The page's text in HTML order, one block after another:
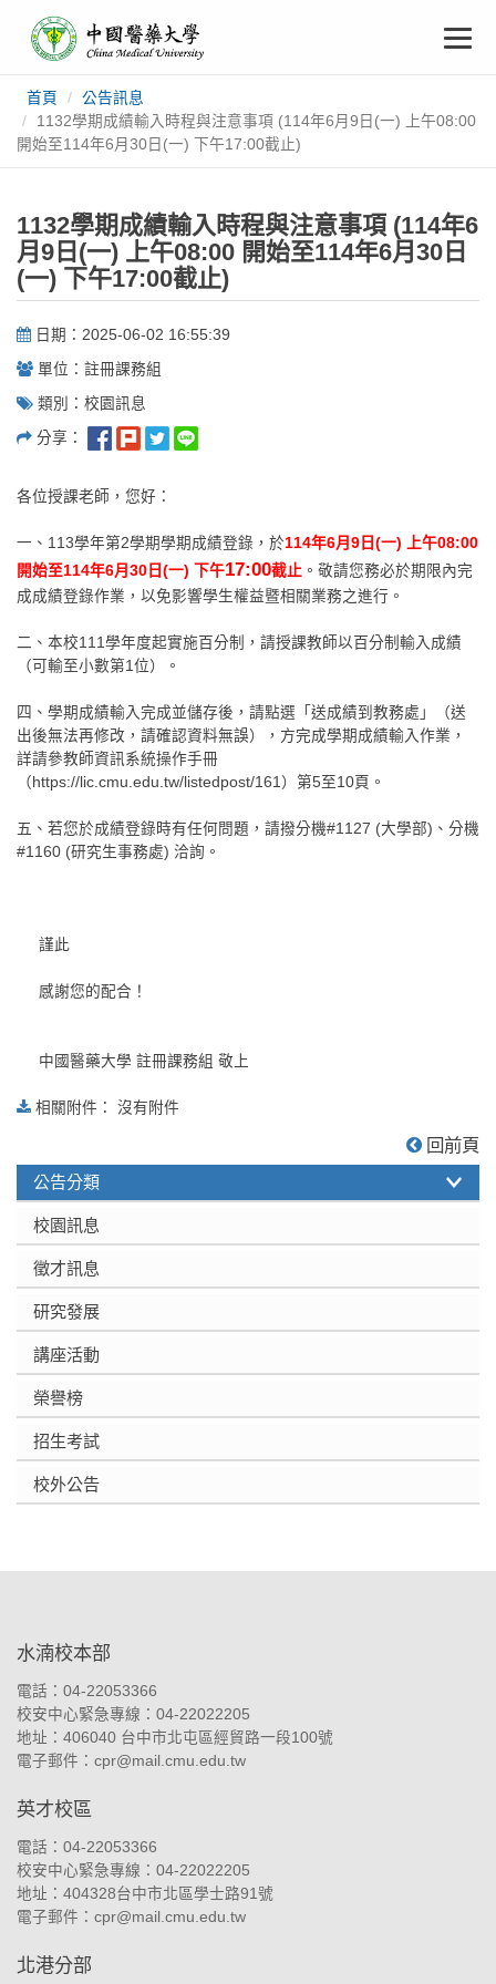
要
中
國
醫
藥
大
學
首頁
公告訊息
1132學期成績輸入時程與注意事項 (114年6月9日(一) 上午08:00
開始至114年6月30日(一) 下午17:00截止)
1132學期成績輸入時程與注意事項 (114年6
月9日(一) 上午08:00 開始至114年6月30日
(一) 下午17:00截止)
日期：2025-06-02 16:55:39
單位：註冊課務組
類別：校園訊息
分享：
各位授課老師，您好：
一、113學年第2學期學期成績登錄，於114年6月9日(一) 上午08:00
開始至114年6月30日(一) 下午17:00截止 。敬請您務必於期限內完
成成績登錄作業，以免影響學生權益暨相關業務之進行。
二、本校111學年度起實施百分制，請授課教師以百分制輸入成績
（可輸至小數第1位）。
四、學期成績輸入完成並儲存後，請點選「送成績到教務處」（送
出後無法再修改，請確認資料無誤），方完成學期成績輸入作業，
詳請參教師資訊系統操作手冊
（https://lic.cmu.edu.tw/listedpost/161）第5至10頁。
五、若您於成績登錄時有任何問題，請撥分機#1127 (大學部)、分機
#1160 (研究生事務處) 洽詢。
謹此
感謝您的配合！
中國醫藥大學 註冊課務組 敬上
相關附件： 沒有附件
回前頁
公告分類
校園訊息
徵才訊息
研究發展
講座活動
榮譽榜
招生考試
校外公告
水湳校本部
電話：04-22053366
校安中心緊急專線：04-22022205
地址： 406040 台中市北屯區經貿路一段100號
電子郵件： cpr@mail.cmu.edu.tw
英才校區
電話：04-22053366
校安中心緊急專線：04-22022205
地址： 404328台中市北區學士路91號
電子郵件： cpr@mail.cmu.edu.tw
北港分部